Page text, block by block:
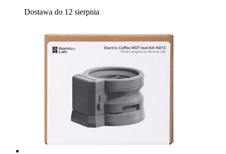
Dostawa do 12 sierpnia